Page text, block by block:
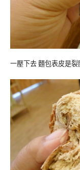
一壓下去 麵包表皮是裂